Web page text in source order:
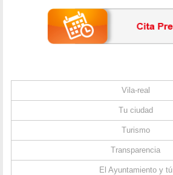
Vila-real
Tu ciudad
Turismo
Transparencia
El Ayuntamiento y tú